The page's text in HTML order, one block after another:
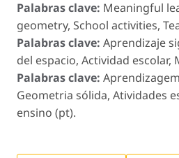
Palabras clave: Meaningful
geometry, School activities,
Palabras clave: Aprendizaje
del espacio, Actividad escolar,
Palabras clave:
Geometria sólida, Atividades
ensino (pt).